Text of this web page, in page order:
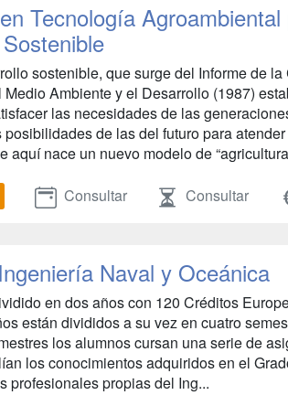
Tecnología
sostenible, que surge del Informe de la
Medio Ambiente y el Desarrollo (1987)
las necesidades de las
posibilidades de las del futuro para
aquí nace un nuevo modelo de
Consultar Consultar
Naval y Oceánica
en dos años con 120 Créditos
están divididos a su vez en cuatro
los alumnos cursan una serie de
los conocimientos adquiridos en el
profesionales propias del Ing...